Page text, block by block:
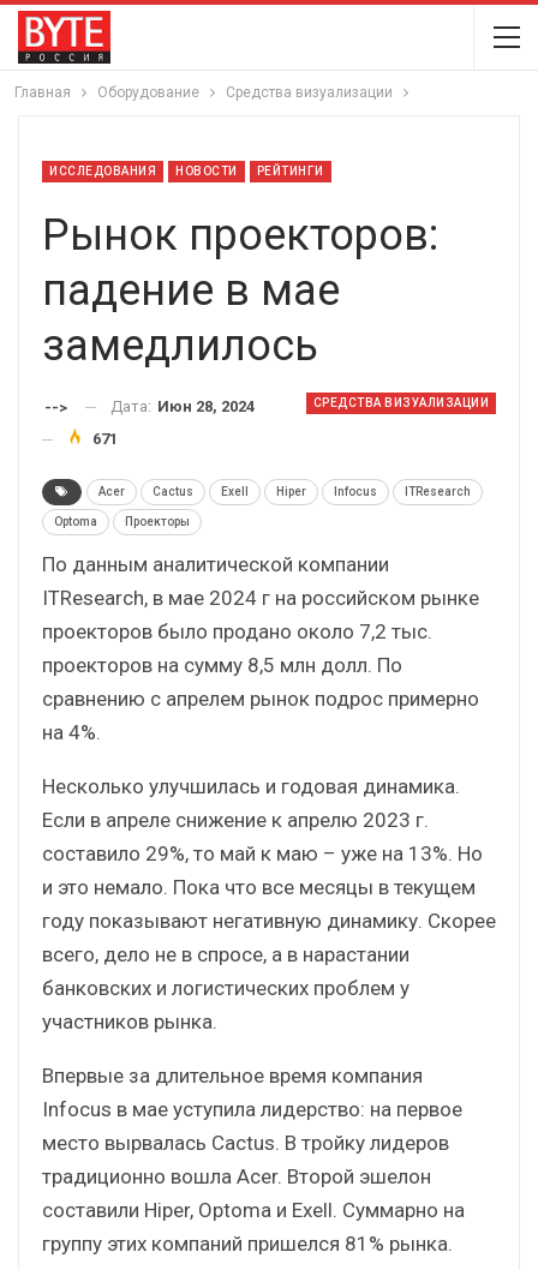
Главная Оборудование Средства визуализации
ИССЛЕДОВАНИЯ НОВОСТИ РЕЙТИНГИ
Рынок проекторов:
падение в мае
замедлилось
СРЕДСТВА ВИЗУАЛИЗАЦИИ
--> Дата: Июн 28, 2024
671
Acer Cactus Exell Hiper Infocus ITResearch
Optoma Проекторы
По данным аналитической компании
ITResearch, в мае 2024 г на российском рынке
проекторов было продано около 7,2 тыс.
проекторов на сумму 8,5 млн долл. По
сравнению с апрелем рынок подрос примерно
на 4%.
Несколько улучшилась и годовая динамика.
Если в апреле снижение к апрелю 2023 г.
составило 29%, то май к маю – уже на 13%. Но
и это немало. Пока что все месяцы в текущем
году показывают негативную динамику. Скорее
всего, дело не в спросе, а в нарастании
банковских и логистических проблем у
участников рынка.
Впервые за длительное время компания
Infocus в мае уступила лидерство: на первое
место вырвалась Cactus. В тройку лидеров
традиционно вошла Acer. Второй эшелон
составили Hiper, Optoma и Exell. Суммарно на
группу этих компаний пришелся 81% рынка.